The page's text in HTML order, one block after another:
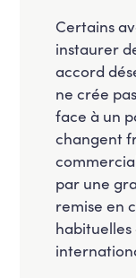
Certains
instaurer
accord
ne crée
face à un
changent
par une
remise en